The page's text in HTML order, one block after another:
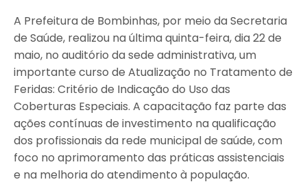
A Prefeitura de Bombinhas, por meio da Secretaria
de Saúde, realizou na última quinta-feira, dia 22 de
maio, no auditório da sede administrativa, um
importante curso de Atualização no Tratamento de
Feridas: Critério de Indicação do Uso das
Coberturas Especiais. A capacitação faz parte das
ações contínuas de investimento na qualificação
dos profissionais da rede municipal de saúde, com
foco no aprimoramento das práticas assistenciais
e na melhoria do atendimento à população.